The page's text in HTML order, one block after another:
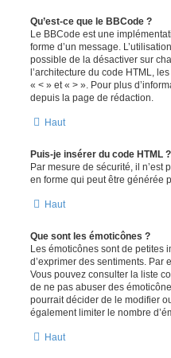
Qu’est-ce que le BBCode ?
Le BBCode est une
forme d’un message.
possible de la désactiver sur
l’architecture du code HTML,
« < » et « > ». Pour plus
depuis la page de rédaction.
Haut
Puis-je insérer du code HTML ?
Par mesure de sécurité, il n’est
en forme qui peut être générée
Haut
Que sont les émoticônes ?
Les émoticônes sont de petites
d’exprimer des sentiments. Par
Vous pouvez consulter la liste
de ne pas abuser des
pourrait décider de le modifier
également limiter le nombre
Haut